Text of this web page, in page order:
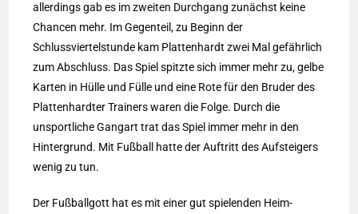
allerdings gab es im zweiten Durchgang zunächst keine
Chancen mehr. Im Gegenteil, zu Beginn der
Schlussviertelstunde kam Plattenhardt zwei Mal gefährlich
zum Abschluss. Das Spiel spitzte sich immer mehr zu, gelbe
Karten in Hülle und Fülle und eine Rote für den Bruder des
Plattenhardter Trainers waren die Folge. Durch die
unsportliche Gangart trat das Spiel immer mehr in den
Hintergrund. Mit Fußball hatte der Auftritt des Aufsteigers
wenig zu tun.
Der Fußballgott hat es mit einer gut spielenden Heim-